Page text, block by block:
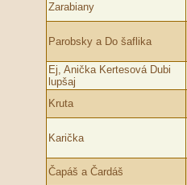
Zarabiany
Parobsky a Do šaflika
Ej, Anička Kertesová Dubi
lupšaj
Kruta
Karička
Čapáš a Čardáš